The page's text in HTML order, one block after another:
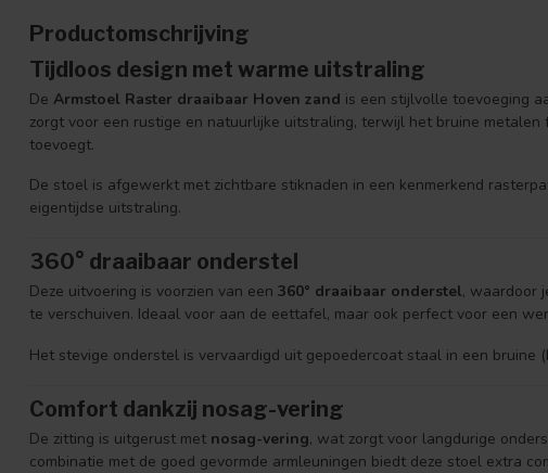
Productomschrijving
Tijdloos design met warme uitstraling
De Armstoel Raster draaibaar Hoven zand is een stijlvolle toevoeging
zorgt voor een rustige en natuurlijke uitstraling, terwijl het bruine metalen
toevoegt.
De stoel is afgewerkt met zichtbare stiknaden in een kenmerkend
eigentijdse uitstraling.
360° draaibaar onderstel
Deze uitvoering is voorzien van een 360° draaibaar onderstel, waardoor
te verschuiven. Ideaal voor aan de eettafel, maar ook perfect voor een
Het stevige onderstel is vervaardigd uit gepoedercoat staal in een bruine
Comfort dankzij nosag-vering
De zitting is uitgerust met nosag-vering, wat zorgt voor langdurige
combinatie met de goed gevormde armleuningen biedt deze stoel extra